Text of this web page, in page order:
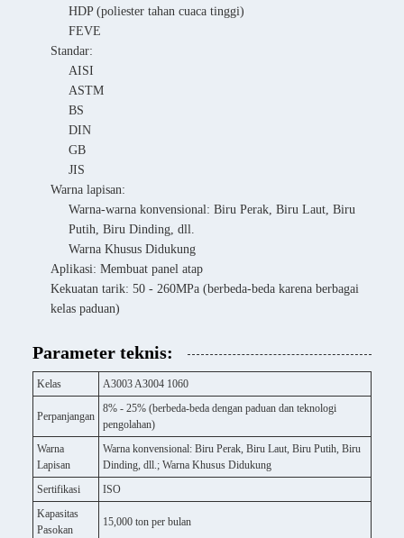
HDP (poliester tahan cuaca tinggi)
FEVE
Standar:
AISI
ASTM
BS
DIN
GB
JIS
Warna lapisan:
Warna-warna konvensional: Biru Perak, Biru Laut, Biru
Putih, Biru Dinding, dll.
Warna Khusus Didukung
Aplikasi: Membuat panel atap
Kekuatan tarik: 50 - 260MPa (berbeda-beda karena berbagai
kelas paduan)
Parameter teknis:
Kelas A3003 A3004 1060
Perpanjangan
8% - 25% (berbeda-beda dengan paduan dan teknologi
pengolahan)
Warna
Lapisan
Warna konvensional: Biru Perak, Biru Laut, Biru Putih, Biru
Dinding, dll.; Warna Khusus Didukung
Sertifikasi
ISO
Kapasitas
Pasokan
15,000 ton per bulan